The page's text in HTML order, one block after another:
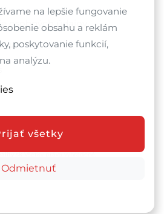
osobných údajov
Všetky práva vyhradené.
Web stránku poháňa:
na lepšie fungovanie
obsahu a reklám
poskytovanie funkcií,
analýzu.
všetky
Odmietnuť